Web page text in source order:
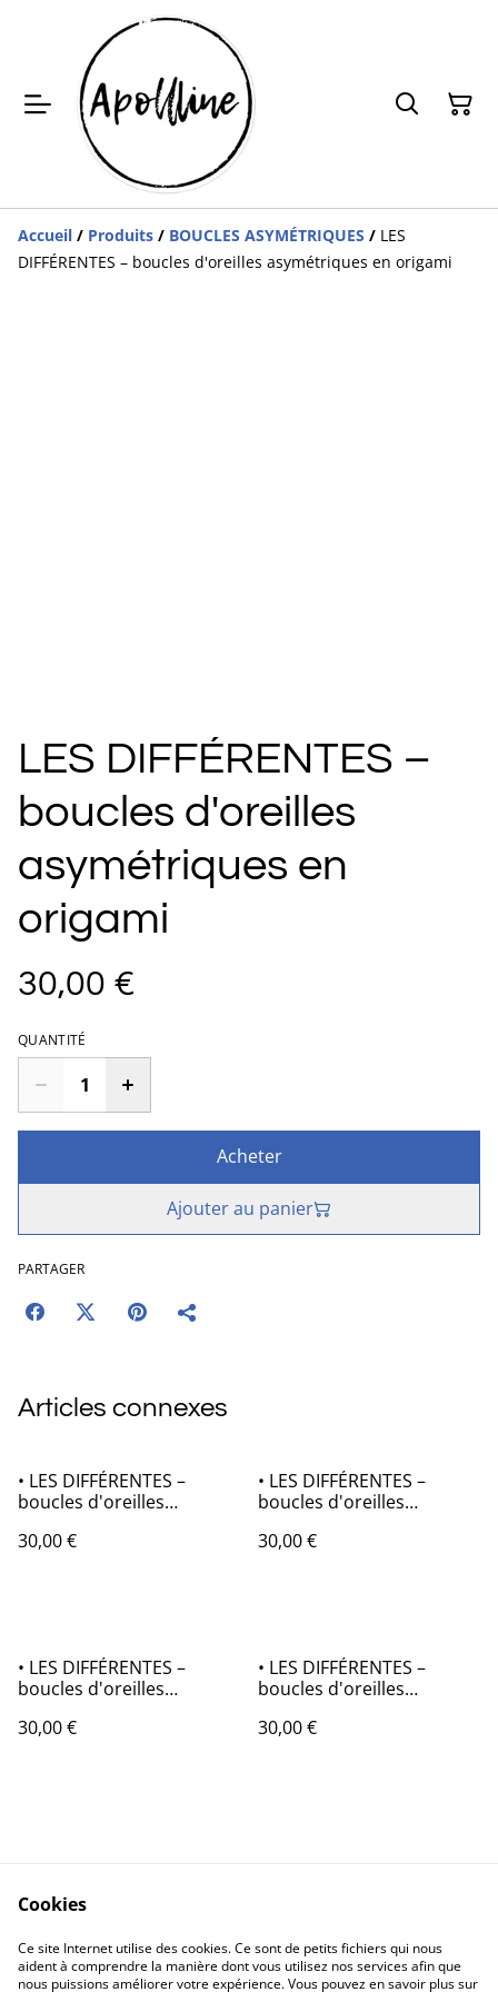
Accueil / Produits / BOUCLES ASYMÉTRIQUES / LES
DIFFÉRENTES – boucles d'oreilles asymétriques en origami
LES DIFFÉRENTES –
boucles d'oreilles
asymétriques en
origami
30,00 €
QUANTITÉ
Acheter
Ajouter au panier
PARTAGER
Articles connexes
• LES DIFFÉRENTES –
boucles d'oreilles
30,00 €
• LES DIFFÉRENTES –
boucles d'oreilles
30,00 €
• LES DIFFÉRENTES –
boucles d'oreilles
30,00 €
• LES DIFFÉRENTES –
boucles d'oreilles
30,00 €
Politique de
confidentialité
Politique de cookies
Cookies
Ce site Internet utilise des cookies. Ce sont de petits fichiers qui nous
aident à comprendre la manière dont vous utilisez nos services afin que
nous puissions améliorer votre expérience. Vous pouvez en savoir plus sur